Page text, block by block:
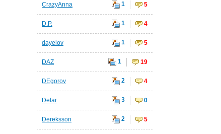
CrazyAnna 1 5
D.P. 1 4
dayelov 1 5
DAZ 1 19
DEgorov 2 4
Delar 3 0
Dereksson 2 5